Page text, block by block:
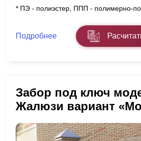
* ПЭ - полиэстер, ППП - полимерно-
Подробнее
Забор под ключ
Жалюзи вариант